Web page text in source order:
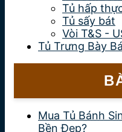
Tủ hấp
Tủ sấy bát
Vòi T&S -
Tủ Trưng Bày
Mua Tủ Bánh
Bền Đẹp?